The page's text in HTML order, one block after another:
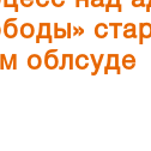
облсуде